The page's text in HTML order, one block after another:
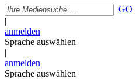
GO
|
anmelden
Sprache auswählen
|
anmelden
Sprache auswählen